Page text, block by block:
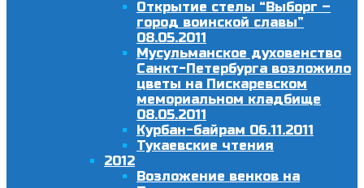
Открытие стелы “Выборг –
город воинской славы”
08.05.2011
Мусульманское духовенство
Санкт-Петербурга возложило
цветы на Пискаревском
мемориальном кладбище
08.05.2011
Курбан-байрам 06.11.2011
Тукаевские чтения
2012
Возложение венков на